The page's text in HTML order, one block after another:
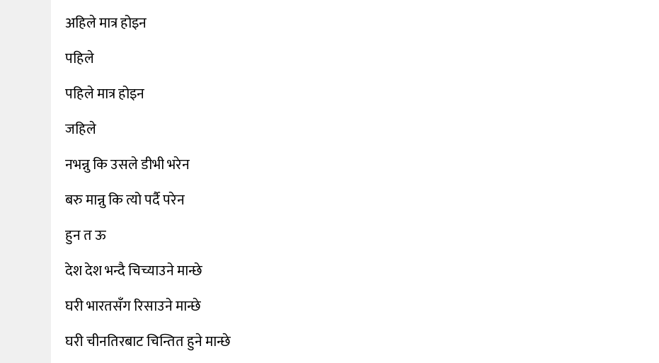
अहिले मात्र होइन
पहिले
पहिले मात्र होइन
जहिले
नभन्नु कि उसले डीभी भरेन
बरु मान्नु कि त्यो पर्दै परेन
हुन त ऊ
देश देश भन्दै चिच्याउने मान्छे
घरी भारतसँग रिसाउने मान्छे
घरी चीनतिरबाट चिन्तित हुने मान्छे